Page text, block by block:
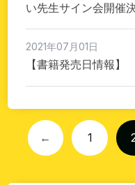
い先生サイン会開催
2021年07月01日
【書籍発売日情報】
← 1